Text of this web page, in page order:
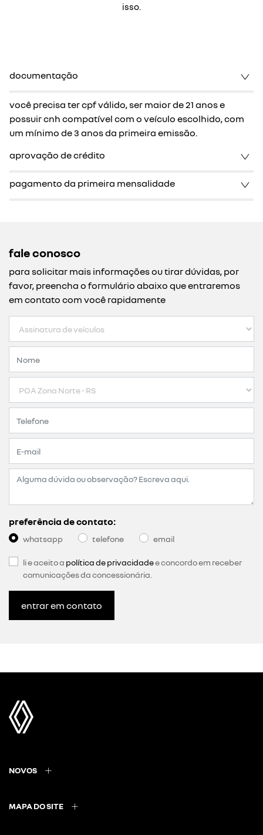
isso.
documentação
você precisa ter cpf válido, ser maior de 21 anos e
possuir cnh compatível com o veículo escolhido, com
um mínimo de 3 anos da primeira emissão.
aprovação de crédito
pagamento da primeira mensalidade
fale conosco
para solicitar mais informações ou tirar dúvidas, por
favor, preencha o formulário abaixo que entraremos
em contato com você rapidamente
preferência de contato:
whatsapp telefone email
li e aceito a política de privacidadee concordo em receber
comunicações da concessionária.
entrar em contato
NOVOS
MAPA DO SITE